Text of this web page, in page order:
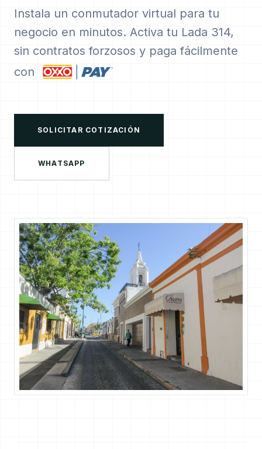
Instala un conmutador virtual para tu
negocio en minutos. Activa tu Lada 314,
sin contratos forzosos y paga fácilmente
con
SOLICITAR COTIZACIÓN
WHATSAPP